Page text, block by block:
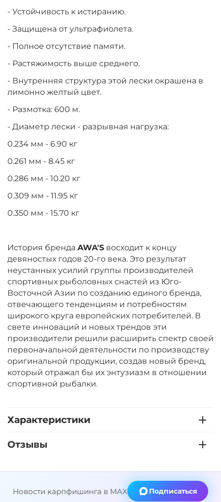
- Устойчивость к истиранию.
- Защищена от ультрафиолета.
- Полное отсутствие памяти.
- Растяжимость выше среднего.
- Внутренняя структура этой лески окрашена в
лимонно желтый цвет.
- Размотка: 600 м.
- Диаметр лески - разрывная нагрузка:
0.234 мм - 6.90 кг
0.261 мм - 8.45 кг
0.286 мм - 10.20 кг
0.309 мм - 11.95 кг
0.350 мм - 15.70 кг
История бренда AWA'S восходит к концу
девяностых годов 20-го века. Это результат
неустанных усилий группы производителей
спортивных рыболовных снастей из Юго-
Восточной Азии по созданию единого бренда,
отвечающего тенденциям и потребностям
широкого круга европейских потребителей. В
свете инноваций и новых трендов эти
производители решили расширить спектр своей
первоначальной деятельности по производству
оригинальной продукции, создав новый бренд,
который отражал бы их энтузиазм в отношении
спортивной рыбалки.
Характеристики
Отзывы
Новости карпфишинга в MAX Подписаться